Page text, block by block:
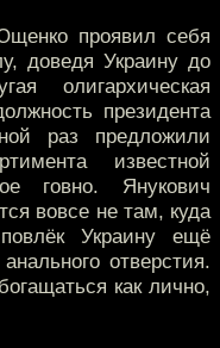
проявил себя
доведя Украину до
олигархическая
президента
раз предложили
известной
говно. Янукович
вовсе не там, куда
Украину ещё
отверстия.
как лично,